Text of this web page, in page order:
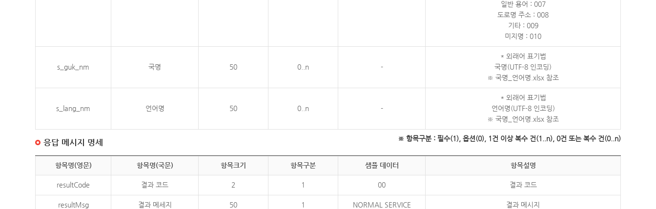
일반 용어 : 007
도로명 주소 : 008
기타 : 009
미지명 : 010
s_guk_nm 국명 50 0..n -
* 외래어 표기법
국명(UTF-8 인코딩)
※ 국명_언어명.xlsx 참조
s_lang_nm 언어명 50 0..n -
* 외래어 표기법
언어명(UTF-8 인코딩)
※ 국명_언어명.xlsx 참조
※ 항목구분 : 필수(1), 옵션(0), 1건 이상 복수 건(1..n), 0건 또는 복수 건(0..n)
응답 메시지 명세
항목명(영문) 항목명(국문) 항목크기 항목구분 샘플 데이터 항목설명
resultCode 결과 코드 2 1 00 결과 코드
resultMsg 결과 메세지 50 1 NORMAL SERVICE 결과 메시지